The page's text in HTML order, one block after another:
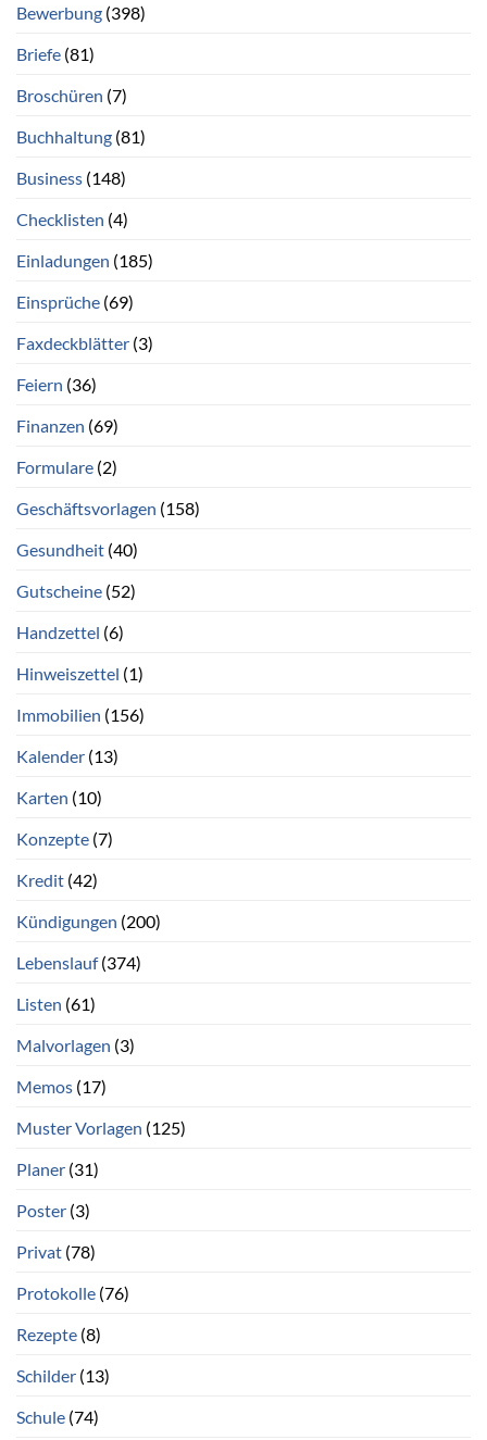
Bewerbung (398)
Briefe (81)
Broschüren (7)
Buchhaltung (81)
Business (148)
Checklisten (4)
Einladungen (185)
Einsprüche (69)
Faxdeckblätter (3)
Feiern (36)
Finanzen (69)
Formulare (2)
Geschäftsvorlagen (158)
Gesundheit (40)
Gutscheine (52)
Handzettel (6)
Hinweiszettel (1)
Immobilien (156)
Kalender (13)
Karten (10)
Konzepte (7)
Kredit (42)
Kündigungen (200)
Lebenslauf(374)
Listen (61)
Malvorlagen (3)
Memos (17)
Muster Vorlagen (125)
Planer (31)
Poster (3)
Privat (78)
Protokolle (76)
Rezepte (8)
Schilder (13)
Schule (74)